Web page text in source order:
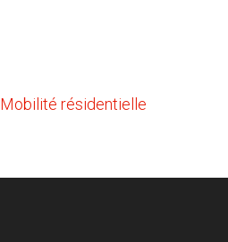
Mobilité résidentielle